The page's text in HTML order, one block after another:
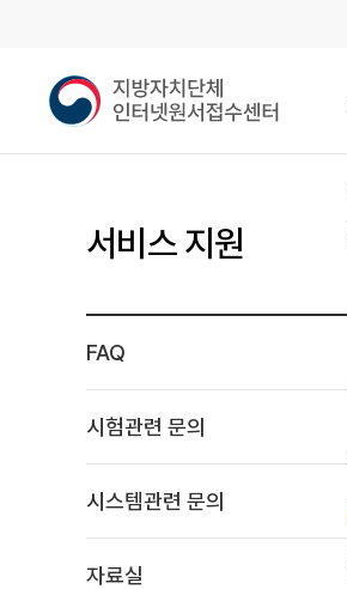
지
방
메인메뉴
서비스 지원
FAQ
시험관련 문의
시스템관련 문의
자료실